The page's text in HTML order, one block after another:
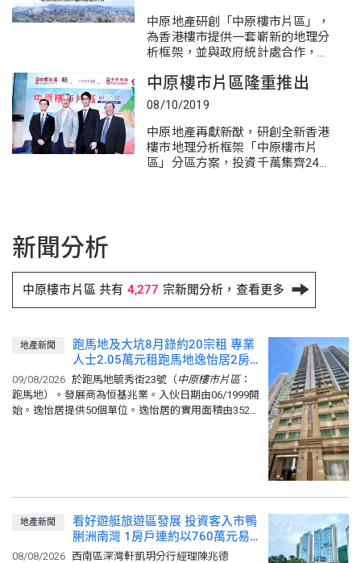
中原地產研創「中原樓市片區」，
為香港樓市提供一套嶄新的地理分
析框架，並與政府統計處合作，發
計結果。 借助中原樓市片區這嶄新
地理分析框架，中原地產為市場提
供「24年土地註冊處登記成交實用
面積資料」、「全港私人住宅存量
分布」及「二手流通率分布數字」
等多項全新數據產品，致力優化開
學系客席教授何永煊教授。 中原樓
市大數據:
http://hk.centanet.com/opendata2019/
中原樓市片區隆重推出
08/10/2019
中原地產再獻新猷，研創全新香港
樓市地理分析框架「中原樓市片
區」分區方案，投資千萬集齊24年
將數據開放予公眾下載及應用，作
為各方面如政府規劃房屋政策、發
前（10月4日）舉行「中原樓市片
區」研討會，四位講者中原集團主
席施永青、副主席兼中原數據科技
董事施俊嶸、香港大學房地産及建
築系系主任鄒廣榮教授，以及前統
計處處長、現香港大學統計及精算
學系客席教授何永煊均表示，有關
數據更確切反映樓市實況，有助各
新聞分析
中原樓市片區 共有 4,277 宗新聞分析，查看更多
地產新聞
跑馬地及大坑8月錄約20宗租 專業
人士2.05萬元租跑馬地逸怡居2房
戶 租金回報逾4.2厘
09/08/2026 於跑馬地毓秀街23號（ 中原樓市片區：
跑馬地）。發展商為恒基兆業。入伙日期由06/1999開
始。逸怡居提供50個單位。逸怡居的實用面積由352呎
地產新聞
看好遊艇旅遊區發展 投資客入市鴨
脷洲南灣 1房戶連約以760萬元易
手 租金回報2.9厘
08/08/2026 西南區深灣軒凱玥分行經理陳兆德